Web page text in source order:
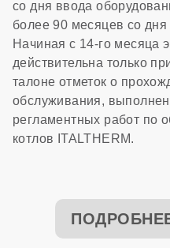
со дня ввода
более 90 месяцев со
Начиная с 14-го месяца
действительна только
талоне отметок о
обслуживания,
регламентных работ по
котлов ITALTHERM.